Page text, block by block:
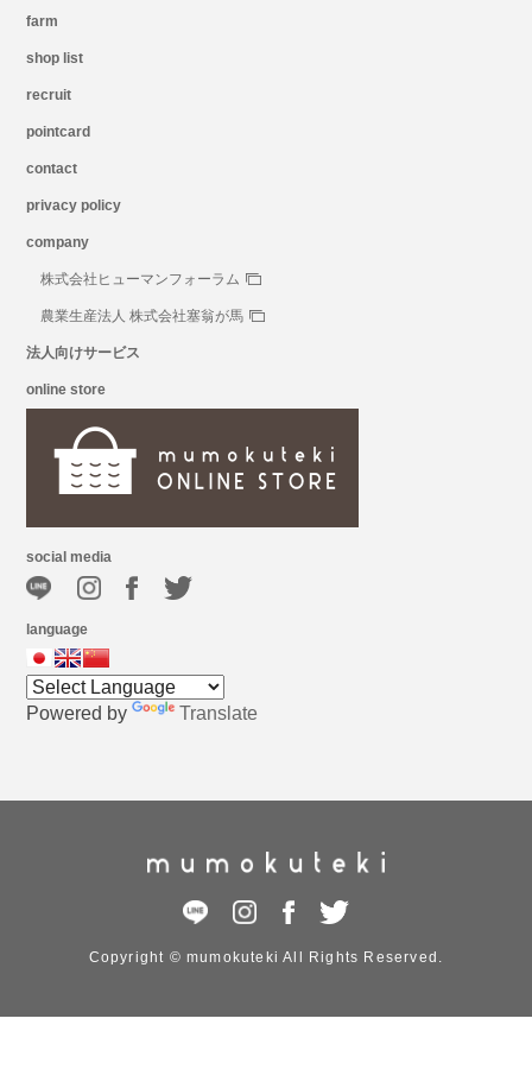
farm
shop list
recruit
pointcard
contact
privacy policy
company
株式会社ヒューマンフォーラム
農業生産法人 株式会社塞翁が馬
法人向けサービス
online store
social media
language
Powered by Translate
Copyright © mumokuteki All Rights Reserved.